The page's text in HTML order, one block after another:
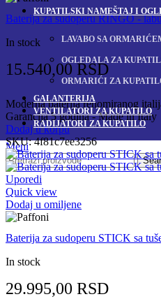
KUPATILSKI NAMEŠTAJ I
LAVABO SA
OGLEDALA ZA
ORMARIĆI ZA
GALANTERIJA
VENTILATORI ZA KUPATILO
RADIJATORI ZA KUPATILO
Meni
Baterija za sudoperu RINGO -
In stock
15.540,00 RSD
Moderna baterija renomiranog
Garancija 5 godina - Made in Italy
Dodaj u korpu
SKU:4f81c7ee3256
Uporedi
Quick view
Dodaj u omiljene
Baterija za sudoperu STICK sa
In stock
29.995,00 RSD